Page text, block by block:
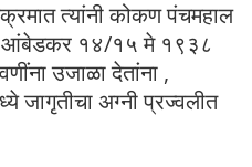
त्यांनी कोकण पंचमहाल
आंबेडकर १४/१५ मे १९३८
उजाळा देतांना ,
जागृतीचा अग्नी प्रज्वलीत